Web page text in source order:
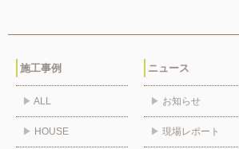
施工事例
▶ ALL
▶ HOUSE
ニュース
▶ お知らせ
▶ 現場レポート